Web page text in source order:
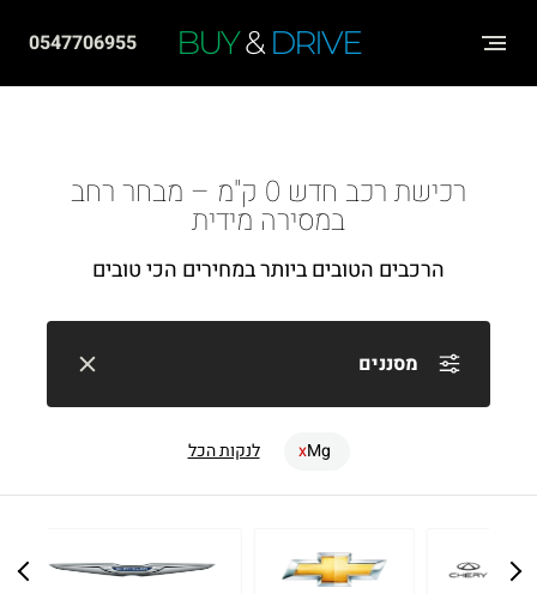
בְּאֲתָר
הַמְּסַיַּעַת
הָאֲתָר.
BUY&DRIVE
0547706955
רכישת רכב חדש 0 ק"מ – מבחר רחב
במסירה מידית
הרכבים הטובים ביותר במחירים הכי טובים
מסננים
Mg לנקות הכל